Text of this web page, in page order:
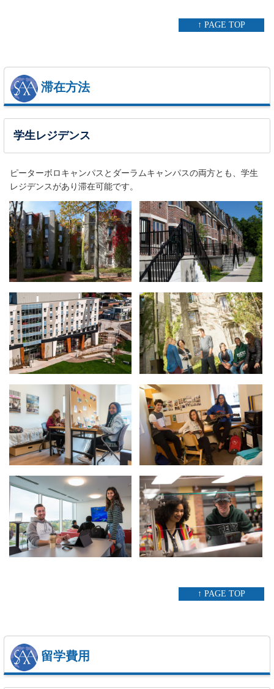
↑ PAGE TOP
滞在方法
学生レジデンス
ピーターボロキャンパスとダーラムキャンパスの両方とも、学生
レジデンスがあり滞在可能です。
↑ PAGE TOP
留学費用